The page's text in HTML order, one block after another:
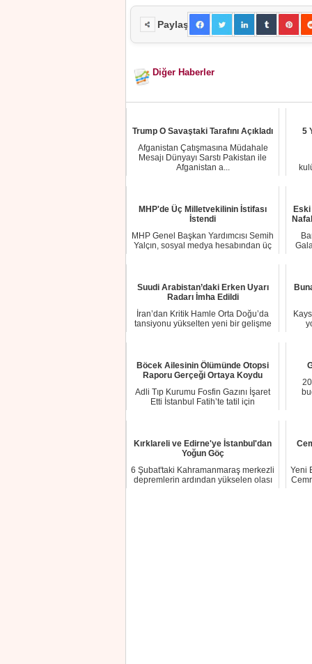
Paylaş
Diğer Haberler
Trump O Savaştaki Tarafını Açıkladı
Afganistan Çatışmasına Müdahale
Mesajı Dünyayı Sarstı Pakistan ile
Afganistan a...
5
MHP'de Üç Milletvekilinin İstifası
İstendi
MHP Genel Başkan Yardımcısı Semih
Yalçın, sosyal medya hesabından üç
Suudi Arabistan’daki Erken Uyarı
Radarı İmha Edildi
İran’dan Kritik Hamle Orta Doğu’da
tansiyonu yükselten yeni bir gelişme
Böcek Ailesinin Ölümünde Otopsi
Raporu Gerçeği Ortaya Koydu
Adli Tıp Kurumu Fosfin Gazını İşaret
Etti İstanbul Fatih’te tatil için
Kırklareli ve Edirne'ye İstanbul'dan
Yoğun Göç
6 Şubat'taki Kahramanmaraş merkezli
depremlerin ardından yükselen olası
Yeni